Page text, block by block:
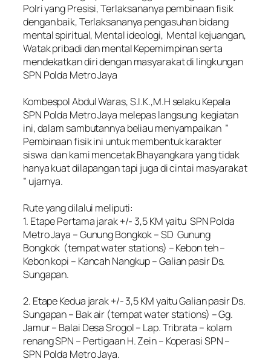
Polri yang Presisi, Terlaksananya pembinaan fisik
dengan baik, Terlaksananya pengasuhan bidang
mental spiritual, Mental ideologi, Mental kejuangan,
Watak pribadi dan mental Kepemimpinan serta
mendekatkan diri dengan masyarakat di lingkungan
SPN Polda Metro Jaya
‎Kombespol Abdul Waras, S.I.K.,M.H selaku Kepala
SPN Polda Metro Jaya melepas langsung kegiatan
ini, dalam sambutannya beliau menyampaikan ”
Pembinaan fisik ini untuk membentuk karakter
siswa dan kami mencetak Bhayangkara yang tidak
hanya kuat dilapangan tapi juga di cintai masyarakat
” ujarnya.
‎Rute yang dilalui meliputi:
‎1. Etape Pertama jarak +/- 3,5 KM yaitu SPN Polda
Metro Jaya – Gunung Bongkok – SD Gunung
Bongkok (tempat water stations) – Kebon teh –
Kebon kopi – Kancah Nangkup – Galian pasir Ds.
Sungapan.
‎2. Etape Kedua jarak +/- 3,5 KM yaitu Galian pasir Ds.
Sungapan – Bak air (tempat water stations) – Gg.
Jamur – Balai Desa Srogol – Lap. Tribrata – kolam
renang SPN – Pertigaan H. Zein – Koperasi SPN –
SPN Polda Metro Jaya.